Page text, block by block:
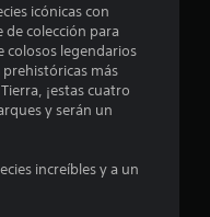
m
e
i
icónicas con
de colección para
colosos legendarios
más
¡estas cuatro
y serán un
increíbles y a un